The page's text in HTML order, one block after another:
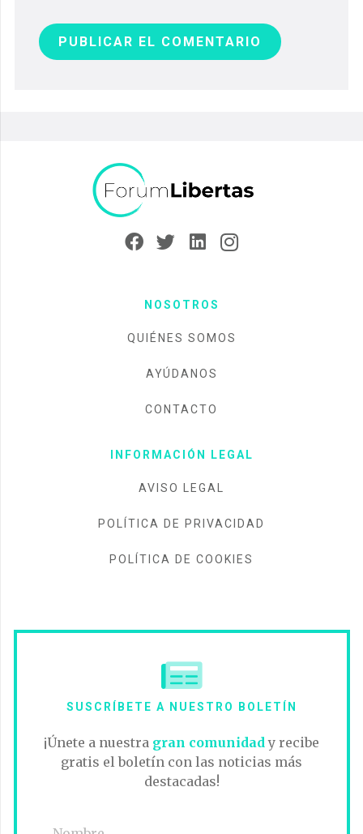
PUBLICAR EL COMENTARIO
NOSOTROS
QUIÉNES SOMOS
AYÚDANOS
CONTACTO
INFORMACIÓN LEGAL
AVISO LEGAL
POLÍTICA DE PRIVACIDAD
POLÍTICA DE COOKIES
SUSCRÍBETE A NUESTRO BOLETÍN
¡Únete a nuestra gran comunidady recibe
gratis el boletín con las noticias más
destacadas!